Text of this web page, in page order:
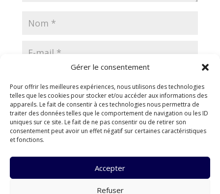
Gérer le consentement
Pour offrir les meilleures expériences, nous utilisons des technologies
telles que les cookies pour stocker et/ou accéder aux informations des
appareils. Le fait de consentir à ces technologies nous permettra de
traiter des données telles que le comportement de navigation ou les ID
uniques sur ce site. Le fait de ne pas consentir ou de retirer son
consentement peut avoir un effet négatif sur certaines caractéristiques
et fonctions.
Accepter
Refuser